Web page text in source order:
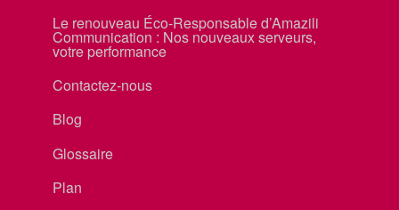
Le renouveau Éco-Responsable d’Amazili
Communication : Nos nouveaux serveurs,
votre performance
Contactez-nous
Blog
Glossaire
Plan